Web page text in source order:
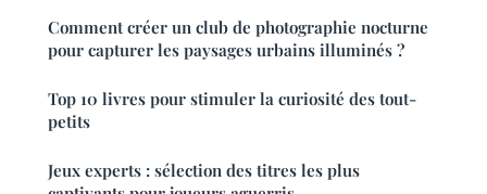
Comment créer un club de photographie nocturne
pour capturer les paysages urbains illuminés ?
Top 10 livres pour stimuler la curiosité des tout-
petits
Jeux experts : sélection des titres les plus